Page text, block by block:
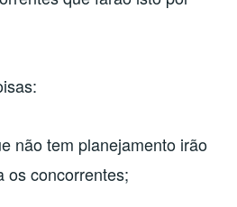
não tem planejamento irão
os concorrentes;